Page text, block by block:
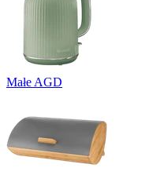
Małe AGD